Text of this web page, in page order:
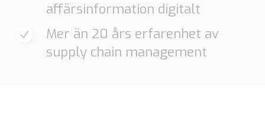
affärsinformation digitalt
Mer än 20 års erfarenhet av
supply chain management